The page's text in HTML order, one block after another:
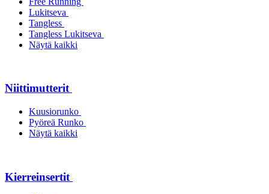
Lukitseva
Tangless
Tangless Lukitseva
Näytä kaikki
Niittimutterit
Kuusiorunko
Pyöreä Runko
Näytä kaikki
Kierreinsertit